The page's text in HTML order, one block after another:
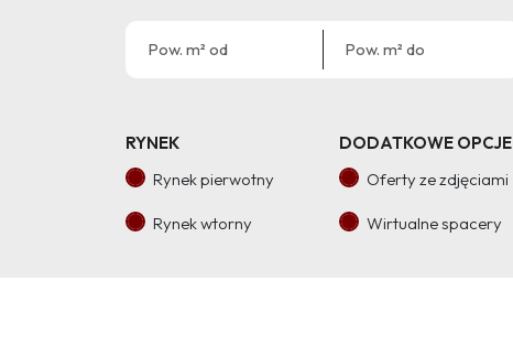
RYNEK
Rynek pierwotny
Rynek wtorny
DODATKOWE OPCJE
Oferty ze zdjęciami
Wirtualne spacery